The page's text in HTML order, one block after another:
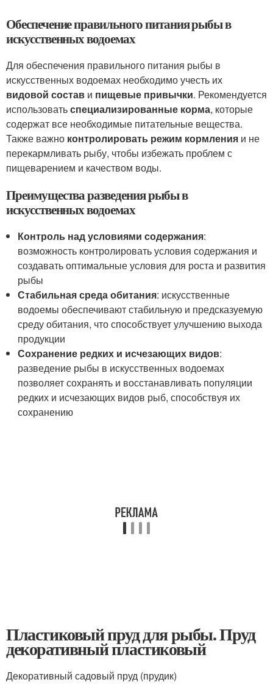
Обеспечение правильного питания рыбы в
искусственных водоемах
Для обеспечения правильного питания рыбы в
искусственных водоемах необходимо учесть их
видовой состав и пищевые привычки. Рекомендуется
использоватьспециализированные корма, которые
содержат все необходимые питательные вещества.
Также важно контролировать режим кормления и не
перекармливать рыбу, чтобы избежать проблем с
пищеварением и качеством воды.
Преимущества разведения рыбы в
искусственных водоемах
Контроль над условиями содержания:
возможность контролировать условия содержания и
создавать оптимальные условия для роста и развития
рыбы
Стабильная среда обитания: искусственные
водоемы обеспечивают стабильную и предсказуемую
среду обитания, что способствует улучшению выхода
продукции
Сохранение редких и исчезающих видов:
разведение рыбы в искусственных водоемах
позволяет сохранять и восстанавливать популяции
редких и исчезающих видов рыб, способствуя их
сохранению
Пластиковый пруд для рыбы. Пруд
декоративный пластиковый
Декоративный садовый пруд (прудик)